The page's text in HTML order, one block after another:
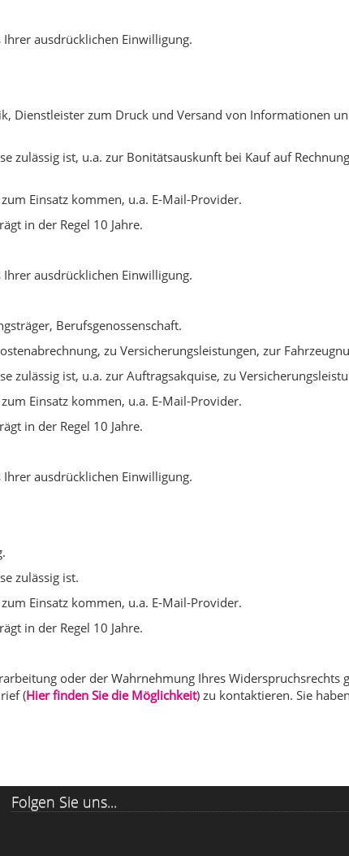
ausdrücklichen Einwilligung.
Dienstleister zum Druck und Versand von Informationen
zulässig ist, u.a. zur Bonitätsauskunft bei Kauf auf
Einsatz kommen, u.a. E-Mail-Provider.
in der Regel 10 Jahre.
ausdrücklichen Einwilligung.
Berufsgenossenschaft.
zu Versicherungsleistungen, zur
ist, u.a. zur Auftragsakquise, zu
Einsatz kommen, u.a. E-Mail-Provider.
in der Regel 10 Jahre.
ausdrücklichen Einwilligung.
zulässig ist.
Einsatz kommen, u.a. E-Mail-Provider.
in der Regel 10 Jahre.
oder der Wahrnehmung Ihres Widerspruchsrechts
(Hier finden Sie die Möglichkeit) zu kontaktieren. Sie
Folgen Sie uns...